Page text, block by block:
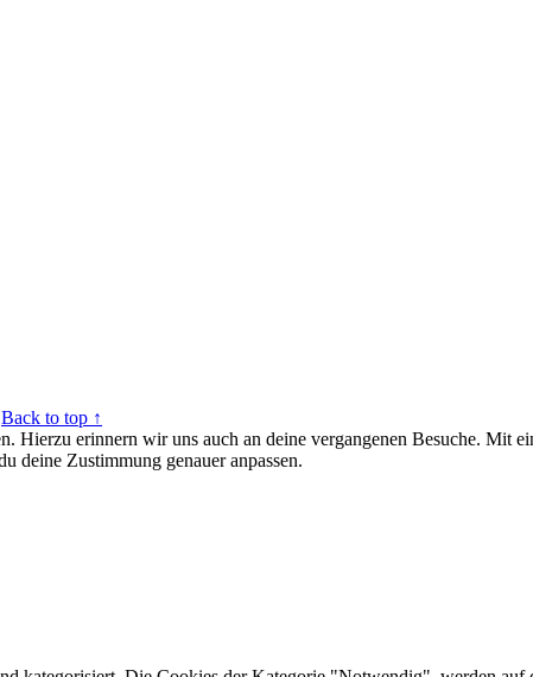
Back to top ↑
Hierzu erinnern wir uns auch an deine vergangenen Besuche. Mit
Zustimmung genauer anpassen.